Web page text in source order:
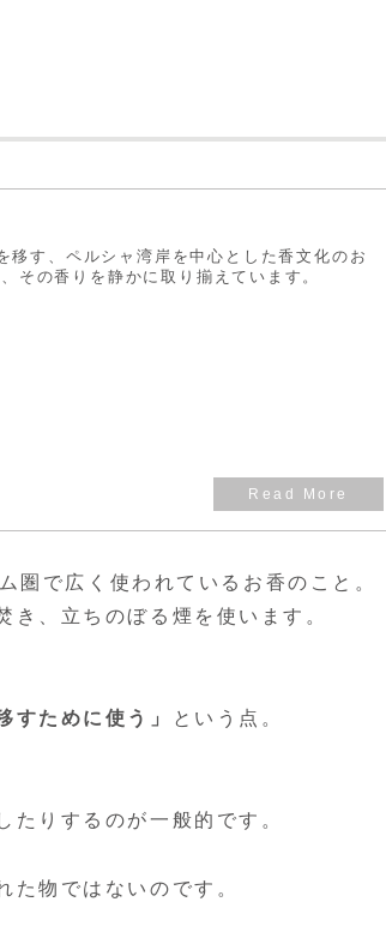
移す、ペルシャ湾岸を中心とした香文化のお
の香りを静かに取り揃えています。
で広く使われているお香のこと。
、立ちのぼる煙を使います。
すために使う」
という点。
たりするのが一般的です。
た物ではないのです。